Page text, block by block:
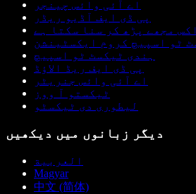
اے آئی وائس چینجر
پی ڈی ایف آڈیو ریڈر
مجھے پڑھ کر سنا سکتا ہے
ٹو اسپیچ کروم ایکسٹینشن
ہندی ٹیکسٹ ٹو اسپیچ
پی ڈی ایف ریڈ الاؤڈ
اے آئی وائس جنریٹر
ٹیکستو آ ووز
لیطوری دی ٹیکسٹو
دیگر زبانوں میں دیکھیں
العربية
Magyar
中文 (简体)